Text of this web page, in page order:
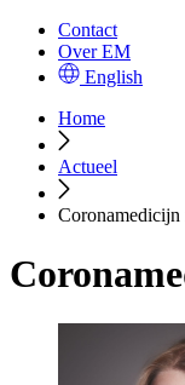
Contact
Over EM
English
Home
Actueel
Coronamedicijn